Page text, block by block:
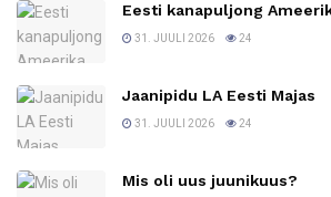
Eesti kanapuljong
31. JUULI 2026 24
Jaanipidu LA Eesti Majas
31. JUULI 2026 24
Mis oli uus juunikuus?